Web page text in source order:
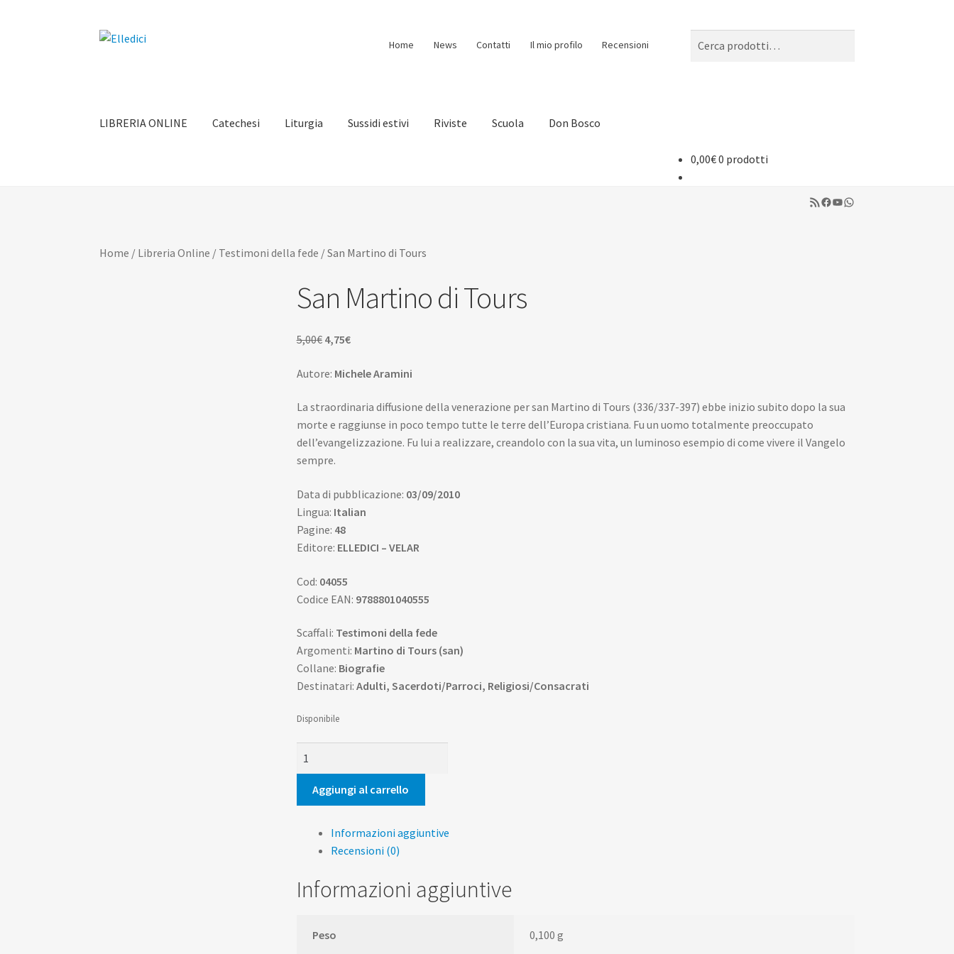
Vai
Vai
Home News Contatti Il mio profilo Recensioni
LIBRERIA ONLINE Catechesi Liturgia Sussidi estivi Riviste Scuola Don Bosco
0,00€0 prodotti
RSS FeedFacebook
YouTube
WhatsApp
Home / Libreria Online / Testimoni della fede /San Martino di Tours
San Martino di Tours
5,00€ Il
originale
5,00€.
4,75€Il
attuale
4,75€.
Autore: Michele Aramini
La straordinaria diffusione della venerazione per san Martino di Tours (336/337-397) ebbe inizio subito dopo la sua
morte e raggiunse in poco tempo tutte le terre dell’Europa cristiana. Fu un uomo totalmente preoccupato
dell’evangelizzazione. Fu lui a realizzare, creandolo con la sua vita, un luminoso esempio di come vivere il Vangelo
sempre.
Data di pubblicazione: 03/09/2010
Lingua: Italian
Pagine: 48
Editore: ELLEDICI – VELAR
Cod: 04055
Codice EAN: 9788801040555
Scaffali: Testimoni della fede
Argomenti: Martino di Tours (san)
Collane: Biografie
Destinatari: Adulti, Sacerdoti/Parroci, Religiosi/Consacrati
Disponibile
Tours
Aggiungi al carrello
Informazioni aggiuntive
Recensioni (0)
Informazioni aggiuntive
Peso 0,100 g